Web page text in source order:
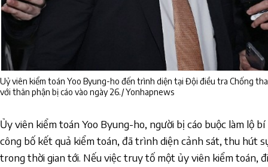
Uỷ viên kiểm toán Yoo Byung-ho đến trình diện tại Đội điều tra Chống
với thân phận bị cáo vào ngày 26./ Yonhapnews
Ủy viên kiểm toán Yoo Byung-ho, người bị cáo buộc làm lộ
công bố kết quả kiểm toán, đã trình diện cảnh sát, thu hút
trong thời gian tới. Nếu việc truy tố một ủy viên kiểm toán,